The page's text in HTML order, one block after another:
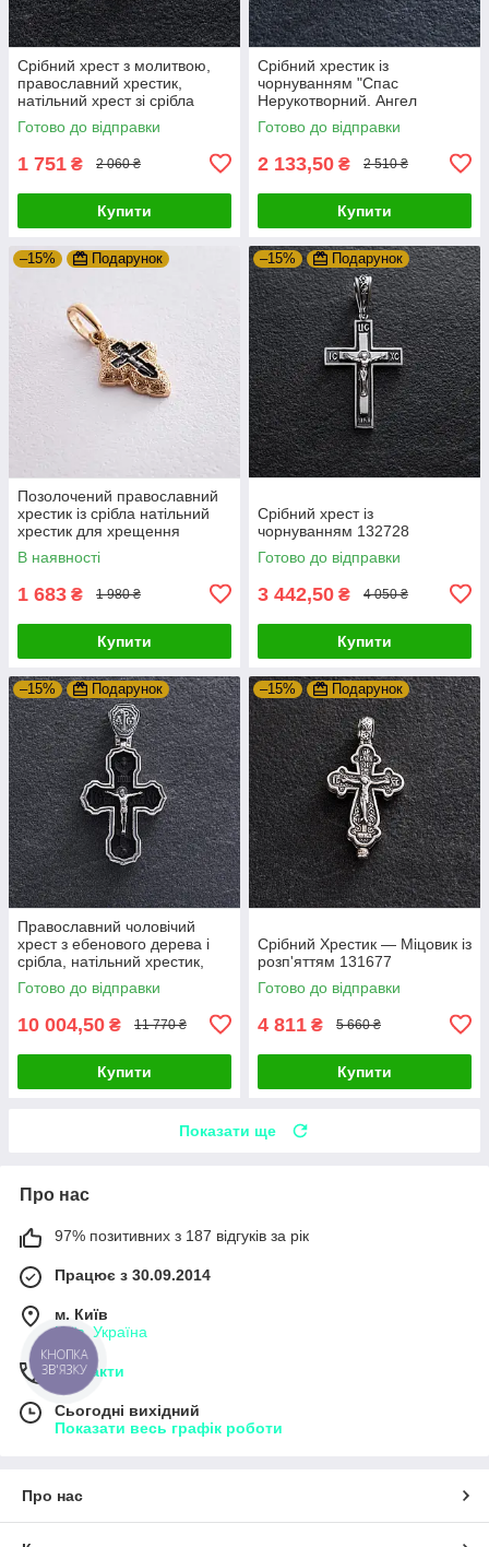
Срібний хрест з молитвою,
православний хрестик,
натільний хрест зі срібла
Готово до відправки
1 751 ₴ 2 060 ₴
Купити
Срібний хрестик із
чорнуванням "Спас
Нерукотворний. Ангел
Хранитель" 13447
Готово до відправки
2 133,50 ₴ 2 510 ₴
Купити
–15% Подарунок
Позолочений православний
хрестик із срібла натільний
хрестик для хрещення
В наявності
1 683 ₴ 1 980 ₴
Купити
–15% Подарунок
Срібний хрест із
чорнуванням 132728
Готово до відправки
3 442,50 ₴ 4 050 ₴
Купити
–15% Подарунок
Православний чоловічий
хрест з ебенового дерева і
срібла, натільний хрестик,
хрестик з молитвою
Готово до відправки
10 004,50 ₴ 11 770 ₴
Купити
–15% Подарунок
Срібний Хрестик — Міцовик із
розп'яттям 131677
Готово до відправки
4 811 ₴ 5 660 ₴
Купити
Показати ще
Про нас
97% позитивних з 187 відгуків за рік
Працює з 30.09.2014
м. Київ
Київ, Україна
Контакти
Сьогодні вихідний
Показати весь графік роботи
Про нас
КНОПКА
ЗВ'ЯЗКУ